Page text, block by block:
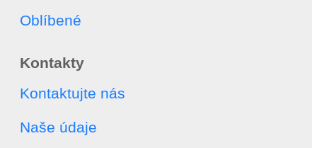
Oblíbené
Kontakty
Kontaktujte nás
Naše údaje